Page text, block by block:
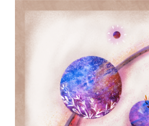
Glimmer 微光
Graphic Create圖文創作